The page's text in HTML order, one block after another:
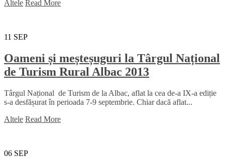
Altele Read More
11 SEP
Oameni și meșteșuguri la Târgul Național
de Turism Rural Albac 2013
Târgul Național de Turism de la Albac, aflat la cea de-a IX-a ediție
s-a desfășurat în perioada 7-9 septembrie. Chiar dacă aflat...
Altele Read More
06 SEP